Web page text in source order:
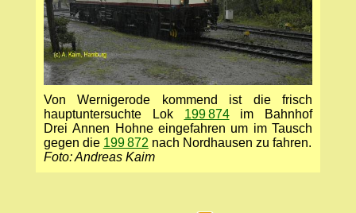
Von Wernigerode kommend ist die frisch
hauptuntersuchte Lok 199 874im Bahnhof
Drei Annen Hohne eingefahren um im Tausch
gegen die 199 872 nach Nordhausen zu fahren.
Foto: Andreas Kaim